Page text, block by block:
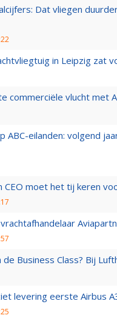
Dat vliegen
in Leipzig zat
commerciële vlucht met
ABC-eilanden: volgend
CEO moet het tij keren
vrachtafhandelaar
Business Class? Bij
levering eerste Airbus